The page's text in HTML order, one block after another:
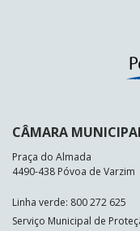
CÂMARA
Praça do Almada
4490-438 Póvoa de Varzim
Linha verde: 800 272 625
Serviço Municipal de